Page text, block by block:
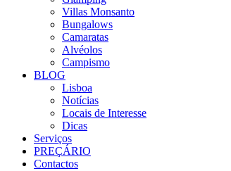
Villas Monsanto
Bungalows
Camaratas
Alvéolos
Campismo
BLOG
Lisboa
Notícias
Locais de Interesse
Dicas
Serviços
PREÇÁRIO
Contactos